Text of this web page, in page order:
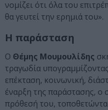
νομίζει ότι όλα του
θα γευτεί την ερημιά του».
Η παράσταση
Ο Θέμης Μουμουλίδης
τραγωδία
επέκταση, κοινωνική,
έναρξη της παράστασης, ο
πρόθεσή του,